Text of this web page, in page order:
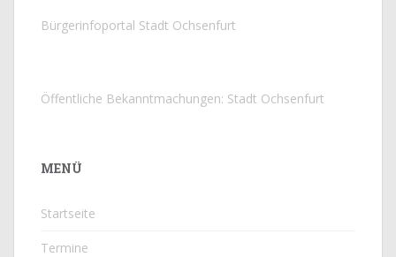
Bürgerinfoportal Stadt Ochsenfurt
Öffentliche Bekanntmachungen: Stadt Ochsenfurt
MENÜ
Startseite
Termine